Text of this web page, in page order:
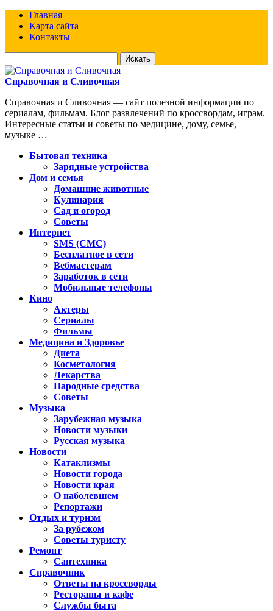
Главная
Карта сайта
Контакты
для:
Справочная и Сливочная
Справочная и Сливочная — сайт полезной информации по
сериалам, фильмам. Блог развлечений по кроссвордам, играм.
Интересные статьи и советы по медицине, дому, семье,
музыке …
Бытовая техника
Зарядные устройства
Дом и семья
Домашние животные
Кулинария
Сад и огород
Советы
Интернет
SMS (СМС)
Бесплатное в сети
Вебмастерам
Заработок в сети
Мобильные телефоны
Кино
Актеры
Сериалы
Фильмы
Медицина и Здоровье
Диета
Косметология
Лекарства
Народные средства
Советы
Музыка
Зарубежная музыка
Новости музыки
Русская музыка
Новости
Катаклизмы
Новости города
Новости края
О наболевшем
Репортажи
Отдых и туризм
За рубежом
Советы туристу
Ремонт
Сантехника
Справочник
Ответы на кроссворды
Рестораны и кафе
Службы быта